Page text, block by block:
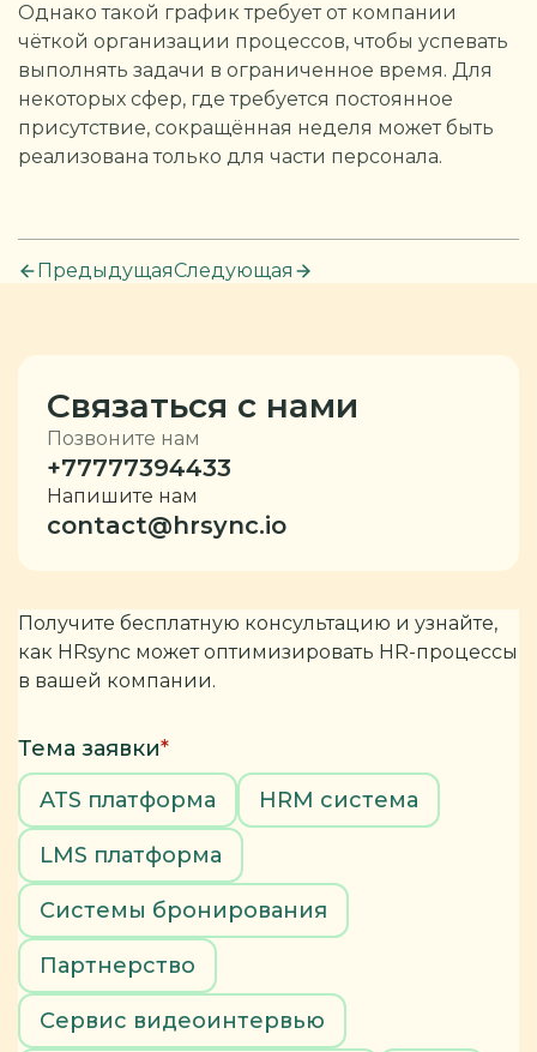
Однако такой график требует от компании
чёткой организации процессов, чтобы успевать
выполнять задачи в ограниченное время. Для
некоторых сфер, где требуется постоянное
присутствие, сокращённая неделя может быть
реализована только для части персонала.
ПредыдущаяСледующая
Связаться с нами
Позвоните нам
+77777394433
Напишите нам
contact@hrsync.io
Получите бесплатную консультацию и узнайте,
как HRsync может оптимизировать HR-процессы
в вашей компании.
Тема заявки*
ATS платформа
HRM система
LMS платформа
Системы бронирования
Партнерство
Сервис видеоинтервью